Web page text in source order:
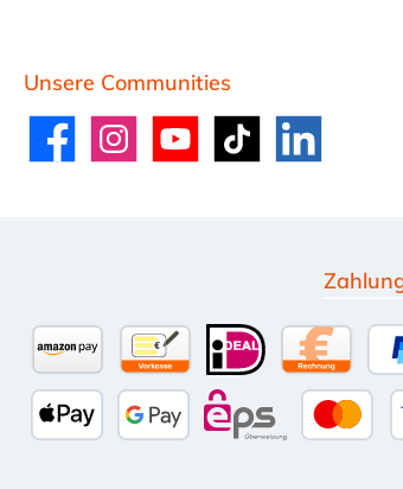
Unsere Communities
FacebookInstagramYouTube TikTok LinkedIn
Kauf auf
Amazon PayVorkasse per Überweisung